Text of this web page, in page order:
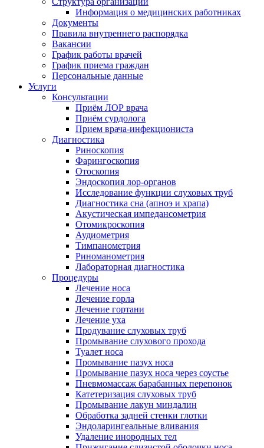
Информация о медицинских работниках
Документы
Правила внутреннего распорядка
Вакансии
График работы врачей
График приема граждан
Персональные данные
Услуги
Консультации
Приём ЛОР врача
Приём сурдолога
Прием врача-инфекциониста
Диагностика
Риноскопия
Фарингоскопия
Отоскопия
Эндоскопия лор-органов
Исследование функции слуховых труб
Диагностика сна (апноэ и храпа)
Акустическая импедансометрия
Отомикроскопия
Аудиометрия
Тимпанометрия
Риноманометрия
Лабораторная диагностика
Процедуры
Лечение носа
Лечение горла
Лечение гортани
Лечение уха
Продувание слуховых труб
Промывание слухового прохода
Туалет носа
Промывание пазух носа
Промывание пазух носа через соустье
Пневмомассаж барабанных перепонок
Катетеризация слуховых труб
Промывание лакун миндалин
Обработка задней стенки глотки
Эндоларингеальные вливания
Удаление инородных тел